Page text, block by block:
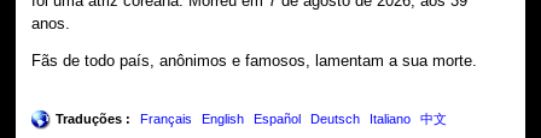
anos.
Fãs de todo país, anônimos e famosos, lamentam a sua morte.
Traduções : Français English Español Deutsch Italiano 中文